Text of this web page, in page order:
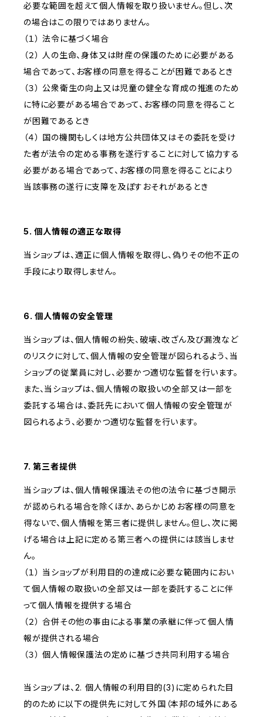
必要な範囲を超えて個人情報を取り扱いません。但し、次
の場合はこの限りではありません。
（１） 法令に基づく場合
（２） 人の生命、身体又は財産の保護のために必要がある
場合であって、お客様の同意を得ることが困難であるとき
（３） 公衆衛生の向上又は児童の健全な育成の推進のため
に特に必要がある場合であって、お客様の同意を得ること
が困難であるとき
（４） 国の機関もしくは地方公共団体又はその委託を受け
た者が法令の定める事務を遂行することに対して協力する
必要がある場合であって、お客様の同意を得ることにより
当該事務の遂行に支障を及ぼすおそれがあるとき
5. 個人情報の適正な取得
当ショップは、適正に個人情報を取得し、偽りその他不正の
手段により取得しません。
6. 個人情報の安全管理
当ショップは、個人情報の紛失、破壊、改ざん及び漏洩など
のリスクに対して、個人情報の安全管理が図られるよう、当
ショップの従業員に対し、必要かつ適切な監督を行います。
また、当ショップは、個人情報の取扱いの全部又は一部を
委託する場合は、委託先において個人情報の安全管理が
図られるよう、必要かつ適切な監督を行います。
7. 第三者提供
当ショップは、個人情報保護法その他の法令に基づき開示
が認められる場合を除くほか、あらかじめお客様の同意を
得ないで、個人情報を第三者に提供しません。但し、次に掲
げる場合は上記に定める第三者への提供には該当しませ
ん。
（１） 当ショップが利用目的の達成に必要な範囲内におい
て個人情報の取扱いの全部又は一部を委託することに伴
って個人情報を提供する場合
（２） 合併その他の事由による事業の承継に伴って個人情
報が提供される場合
（３） 個人情報保護法の定めに基づき共同利用する場合
当ショップは、2. 個人情報の利用目的(3)に定められた目
的のために以下の提供先に対して外国（本邦の域外にある